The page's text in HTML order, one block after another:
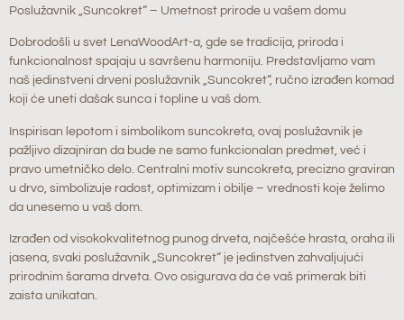
Poslužavnik „Suncokret“ – Umetnost prirode u vašem domu
Dobrodošli u svet LenaWoodArt-a, gde se tradicija, priroda i
funkcionalnost spajaju u savršenu harmoniju. Predstavljamo vam
naš jedinstveni drveni poslužavnik „Suncokret“, ručno izrađen komad
koji će uneti dašak sunca i topline u vaš dom.
Inspirisan lepotom i simbolikom suncokreta, ovaj poslužavnik je
pažljivo dizajniran da bude ne samo funkcionalan predmet, već i
pravo umetničko delo. Centralni motiv suncokreta, precizno graviran
u drvo, simbolizuje radost, optimizam i obilje – vrednosti koje želimo
da unesemo u vaš dom.
Izrađen od visokokvalitetnog punog drveta, najčešće hrasta, oraha ili
jasena, svaki poslužavnik „Suncokret“ je jedinstven zahvaljujući
prirodnim šarama drveta. Ovo osigurava da će vaš primerak biti
zaista unikatan.